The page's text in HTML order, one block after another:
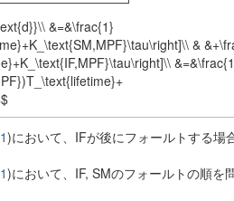
&=&\frac{1}
&
)において、IFが後にフォールトする場
)において、IF, SMのフォールトの順を